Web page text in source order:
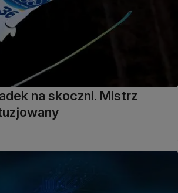
na skoczni. Mistrz